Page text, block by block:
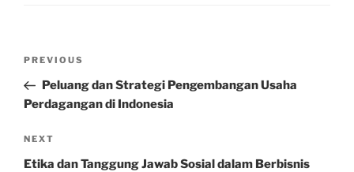
Previous
Post
PREVIOUS
Peluang dan Strategi Pengembangan Usaha
Perdagangan di Indonesia
Next
Post
NEXT
Etika dan Tanggung Jawab Sosial dalam Berbisnis